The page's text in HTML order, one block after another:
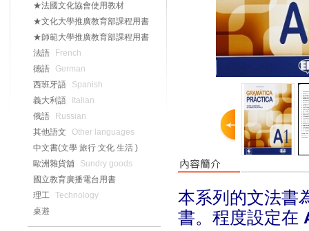
★法國文化協會使用教材
★文化大學推廣教育部課程用書
★師範大學推廣教育部課程用書
法語
French
德語
German
西班牙語
Spanish
義大利語
Italian
俄語
Russian
其他語文
Other languages
中文書(文學 旅行 文化 生活 )
歐洲雜貨舖
Sundry goods
國立教育廣播電台用書
理工 Technology
桌遊
本系列的文法書
書。程度設定在